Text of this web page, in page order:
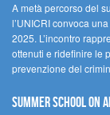
A metà percorso del
l’UNICRI convoca
2025. L’incontro
ottenuti e ridefinire le
prevenzione del
Summer School on